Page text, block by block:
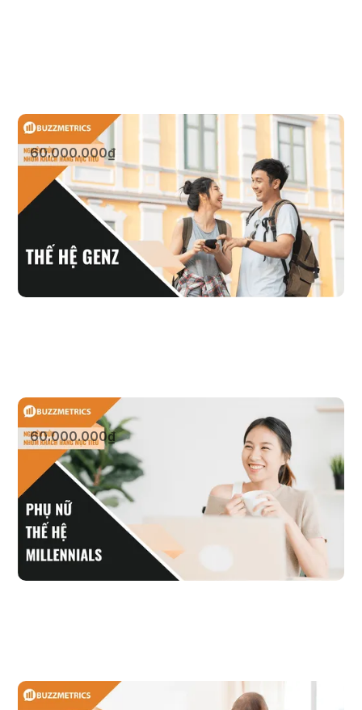
Thế hệ GenZ
60.000.000₫
Xem sản phẩm
Phụ nữ thế hệ Millennials
60.000.000₫
Xem sản phẩm
Mẹ trên mạng xã hội